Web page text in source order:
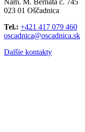
Nám. M. Bernáta č. 745
023 01 Oščadnica
Tel.: +421 417 079 460
oscadnica@oscadnica.sk
Dalšie kontakty